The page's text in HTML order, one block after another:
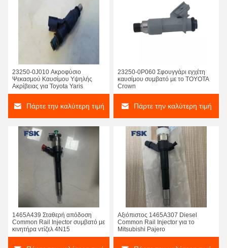
23250-0J010 Ακροφύσιο
Ψεκασμού Καυσίμου Υψηλής
Ακρίβειας για Toyota Yaris
Πάρτε την καλύτερη τιμή
23250-0P060 Σφουγγάρι εγχέτη
καυσίμου συμβατό με το TOYOTA
Crown
Πάρτε την καλύτερη τιμή
1465Α439 Σταθερή απόδοση
Common Rail Injector συμβατό με
κινητήρα ντίζελ 4N15
Αξιόπιστος 1465A307 Diesel
Common Rail Injector για το
Mitsubishi Pajero